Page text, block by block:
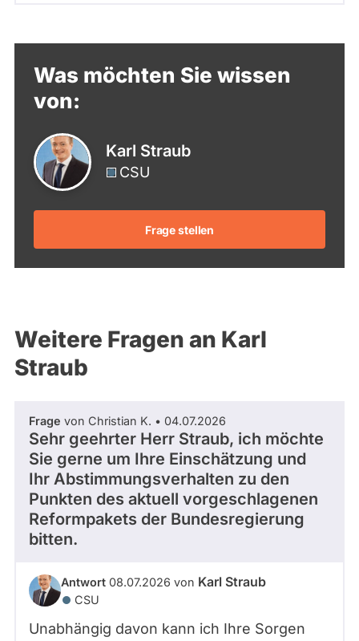
Was möchten Sie wissen
von:
Karl Straub
CSU
Frage stellen
Weitere Fragen an Karl
Straub
Frage von Christian K. • 04.07.2026
Sehr geehrter Herr Straub, ich möchte
Sie gerne um Ihre Einschätzung und
Ihr Abstimmungsverhalten zu den
Punkten des aktuell vorgeschlagenen
Reformpakets der Bundesregierung
bitten.
Antwort 08.07.2026 von Karl Straub
CSU
Unabhängig davon kann ich Ihre Sorgen